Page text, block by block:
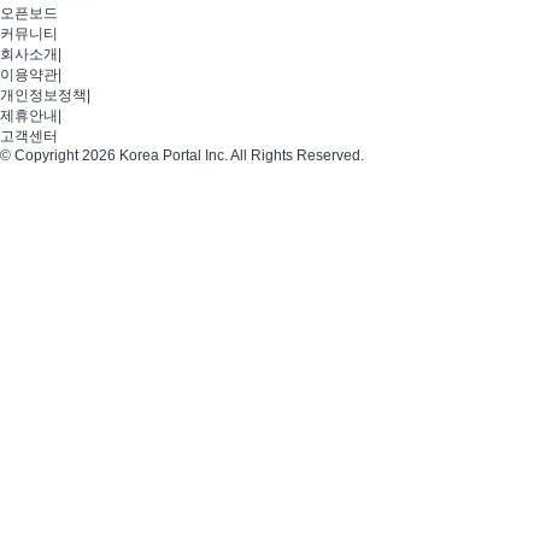
오픈보드
커뮤니티
회사소개
이용약관
개인정보정책
제휴안내
고객센터
© Copyright 2026 Korea Portal Inc. All Rights Reserved.